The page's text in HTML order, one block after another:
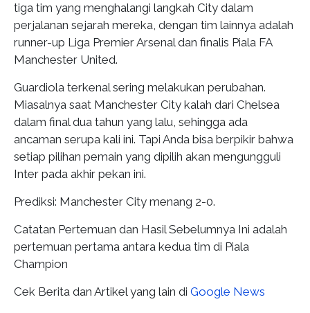
tiga tim yang menghalangi langkah City dalam
perjalanan sejarah mereka, dengan tim lainnya adalah
runner-up Liga Premier Arsenal dan finalis Piala FA
Manchester United.
Guardiola terkenal sering melakukan perubahan.
Miasalnya saat Manchester City kalah dari Chelsea
dalam final dua tahun yang lalu, sehingga ada
ancaman serupa kali ini. Tapi Anda bisa berpikir bahwa
setiap pilihan pemain yang dipilih akan mengungguli
Inter pada akhir pekan ini.
Prediksi: Manchester City menang 2-0.
Catatan Pertemuan dan Hasil Sebelumnya Ini adalah
pertemuan pertama antara kedua tim di Piala
Champion
Cek Berita dan Artikel yang lain di Google News